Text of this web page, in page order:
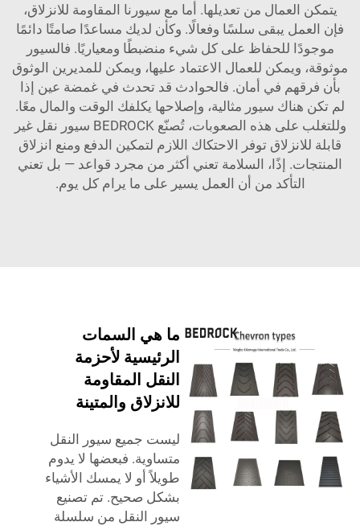
يتمكن العمال من تعديلها. أما مع سيورنا المقاومة للانزلاق،
فإن العمل يبقى سلسًا وفعالًا. وكأن لديك مساعدًا صامتًا دائمًا
موجودًا للحفاظ على كل شيء منضبطًا ومعياريًا. فالسيور
موثوقة، ويمكن للعمال الاعتماد عليها، ويمكن للمديرين الوثوق
بأن فرقهم في أمان. فالحوادث قد تحدث في غمضة عين إذا
لم تكن هناك سيور مثالية، وإصلاحها يكلفك الوقت والمال معًا.
وللتغلب على هذه الصعوبات، تُصنّع BEDROCK سيور نقل غير
قابلة للانزلاق توفر الاحتكاك اللازم لتمكين الدفع ومنع انزلاق
المنتجات. إذًا، السلامة تعني أكثر من مجرد قواعد — بل تعني
التأكد من أن العمل يسير على ما يرام كل يوم.
ما هي السمات
الرئيسية لأحزمة
النقل المقاومة
للانزلاق والمتينة
ليست جميع سيور النقل
متساوية. فبعضها لا يدوم
طويلاً أو لا يمسك الأشياء
بشكل صحيح. تم تصنيع
سيور النقل من سلسلة